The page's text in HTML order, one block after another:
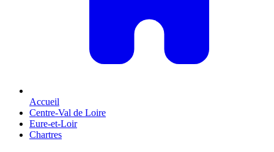
Accueil
Centre-Val de Loire
Eure-et-Loir
Chartres